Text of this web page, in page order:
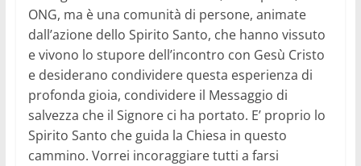
ONG, ma è una comunità di persone, animate
dall’azione dello Spirito Santo, che hanno vissuto
e vivono lo stupore dell’incontro con Gesù Cristo
e desiderano condividere questa esperienza di
profonda gioia, condividere il Messaggio di
salvezza che il Signore ci ha portato. E’ proprio lo
Spirito Santo che guida la Chiesa in questo
cammino. Vorrei incoraggiare tutti a farsi